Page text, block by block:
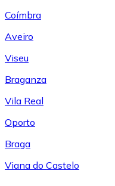
Coímbra
Aveiro
Viseu
Braganza
Vila Real
Oporto
Braga
Viana do Castelo